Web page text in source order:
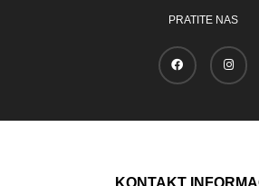
PRATITE NAS
KONTAKT